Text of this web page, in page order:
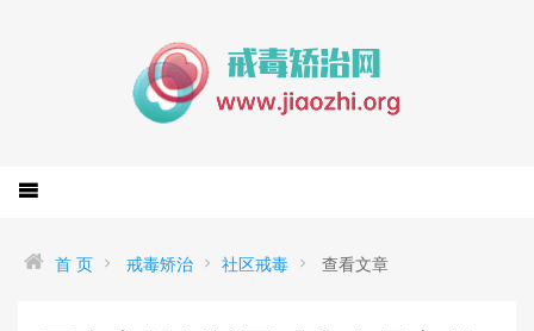
首 页 戒毒矫治 社区戒毒 查看文章